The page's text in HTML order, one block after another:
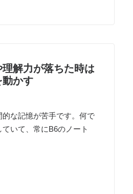
解力が落ちた時は
動かす
な記憶が苦手です。何で
ていて、常にB6のノート